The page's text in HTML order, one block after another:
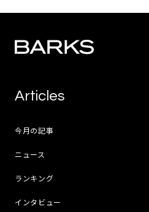
Articles
今月の記事
ニュース
ランキング
インタビュー